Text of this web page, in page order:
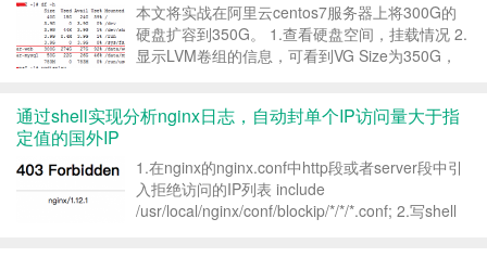
本文将实战在阿里云centos7服务器上将300G的
硬盘扩容到350G。 1.查看硬盘空间，挂载情况 2.
显示LVM卷组的信息，可看到VG Size为350G，
通过shell实现分析nginx日志，自动封单个IP访问量大于指
定值的国外IP
1.在nginx的nginx.conf中http段或者server段中引
入拒绝访问的IP列表 include
/usr/local/nginx/conf/blockip/*/*/*.conf; 2.写shell